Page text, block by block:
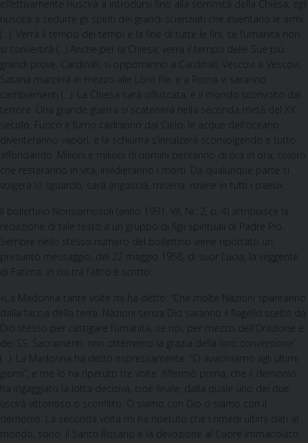
effettivamente riuscirà a introdursi fino alla sommità della Chiesa; egli
riuscirà a sedurre gli spiriti dei grandi scien­ziati che inventano le armi
(…). Verrà il tempo dei tempi e la fi­ne di tutte le fini, se l’umanità non
si convertirà (…) Anche per la Chiesa, verrà il tempo delle Sue più
grandi prove. Cardinali, si opporranno a Cardinali; Vescovi a Vescovi.
Satana marcerà in mezzo alle Loro file, e a Roma vi saranno
cambiamenti (…). La Chiesa sarà offuscata, e il mondo sconvolto dal
terrore. Una grande guerra si scatenerà nella seconda metà del XX
secolo. Fuoco e fumo cadranno dal Cielo, le acque dell’oceano
diven­teranno vapori, e la schiuma s’innalzerà sconvolgendo e tutto
affondando. Milioni e milioni di uomini periranno di ora in ora, coloro
che resteranno in vita, invidieranno i morti. Da qualunque parte si
volgerà lo sguardo, sarà angoscia, miseria, rovine in tutti i paesi».
Il bollettino Nonsiamosoli (anno 1991, VII, Nr. 2, p. 4) attribuisce la
redazione di tale testo a un gruppo di figli spirituali di Padre Pio.
Sempre nello stesso numero del bollettino viene riportato un
presunto messaggio, del 22 maggio 1958, di suor Lucia, la veggente
di Fatima, in cui tra l’altro è scritto:
«La Ma­donna tante volte mi ha detto: “Che molte Nazioni spariranno
dalla faccia della terra. Nazioni senza Dio saranno il flagello scelto da
Dio stesso per castigare l’umanità, se noi, per mezzo dell’Orazione e
dei SS. Sacramenti, non otterremo la grazia della loro conversione”
(…). La Madonna ha detto espressa­mente: “Ci avviciniamo agli ultimi
giorni”, e me lo ha ripetuto tre volte. Affermò prima, che il demonio
ha ingaggiato la lotta decisiva, cioè finale, dalla quale uno dei due
uscirà vittorioso o sconfitto: O siamo con Dio o siamo con il
demonio. La secon­da volta mi ha ripetuto che i rimedi ultimi dati al
mondo, sono: il Santo Rosario e la devozione al Cuore Immacolato